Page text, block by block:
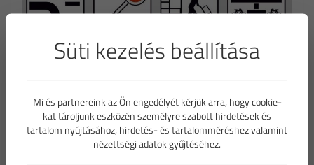
Kiegészítő jt. 250*500 mm - FA RA1
típusú fóliával (bruttó ár)
Süti kezelés beállítása
Mi és partnereink az Ön engedélyét kérjük arra, hogy cookie-
kat tároljunk eszközén személyre szabott hirdetések és
tartalom nyújtásához, hirdetés- és tartalomméréshez valamint
nézettségi adatok gyűjtéséhez.